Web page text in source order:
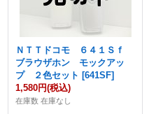
ＮＴＴドコモ ６４１Ｓｆ
ブラウザホン モックアッ
プ ２色セット [641SF]
1,580円(税込)
在庫数 在庫なし